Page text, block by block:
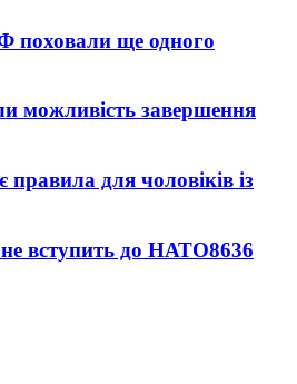
поховали ще одного
можливість завершення
правила для чоловіків із
вступить до НАТО8636